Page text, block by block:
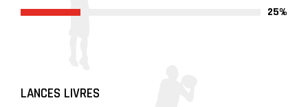
25%
LANCES LIVRES